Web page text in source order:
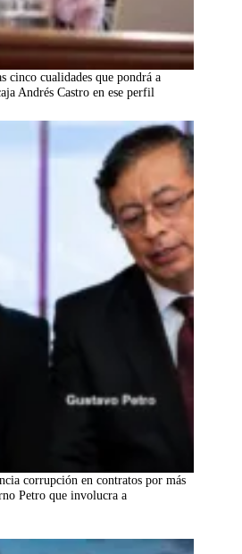
cinco cualidades que pondrá a
Andrés Castro en ese perfil
corrupción en contratos por más
Petro que involucra a